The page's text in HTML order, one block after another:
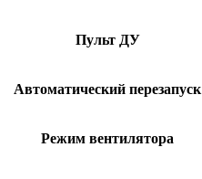
Пульт ДУ
Автоматический перезапуск
Режим вентилятора